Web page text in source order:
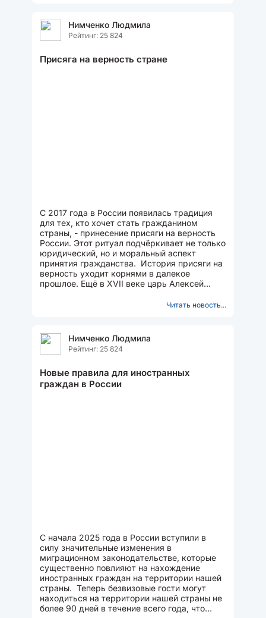
Нимченко Людмила
Рейтинг: 25 824
Присяга на верность стране
С 2017 года в России появилась традиция
для тех, кто хочет стать гражданином
страны, - принесение присяги на верность
России. Этот ритуал подчёркивает не только
юридический, но и моральный аспект
принятия гражданства. История присяги на
верность уходит корнями в далекое
прошлое. Ещё в XVII веке царь Алексей
Читать новость...
Нимченко Людмила
Рейтинг: 25 824
Новые правила для иностранных
граждан в России
С начала 2025 года в России вступили в
силу значительные изменения в
миграционном законодательстве, которые
существенно повлияют на нахождение
иностранных граждан на территории нашей
страны. Теперь безвизовые гости могут
находиться на территории нашей страны не
более 90 дней в течение всего года, что